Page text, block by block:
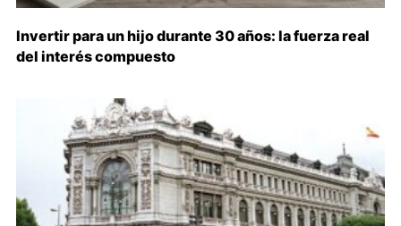
Invertir para un hijo durante 30 años: la fuerza real
del interés compuesto